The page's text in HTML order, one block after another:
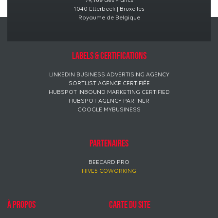
1040 Etterbeek | Bruxelles
Royaume de Belgique
Labels & certifications
LINKEDIN BUSINESS ADVERTISING AGENCY
SORTLIST AGENCE CERTIFIÉE
HUBSPOT INBOUND MARKETING CERTIFIED
HUBSPOT AGENCY PARTNER
GOOGLE MYBUSINESS
Partenaires
BEECARD PRO
HIVE5 COWORKING
à propos Carte du site